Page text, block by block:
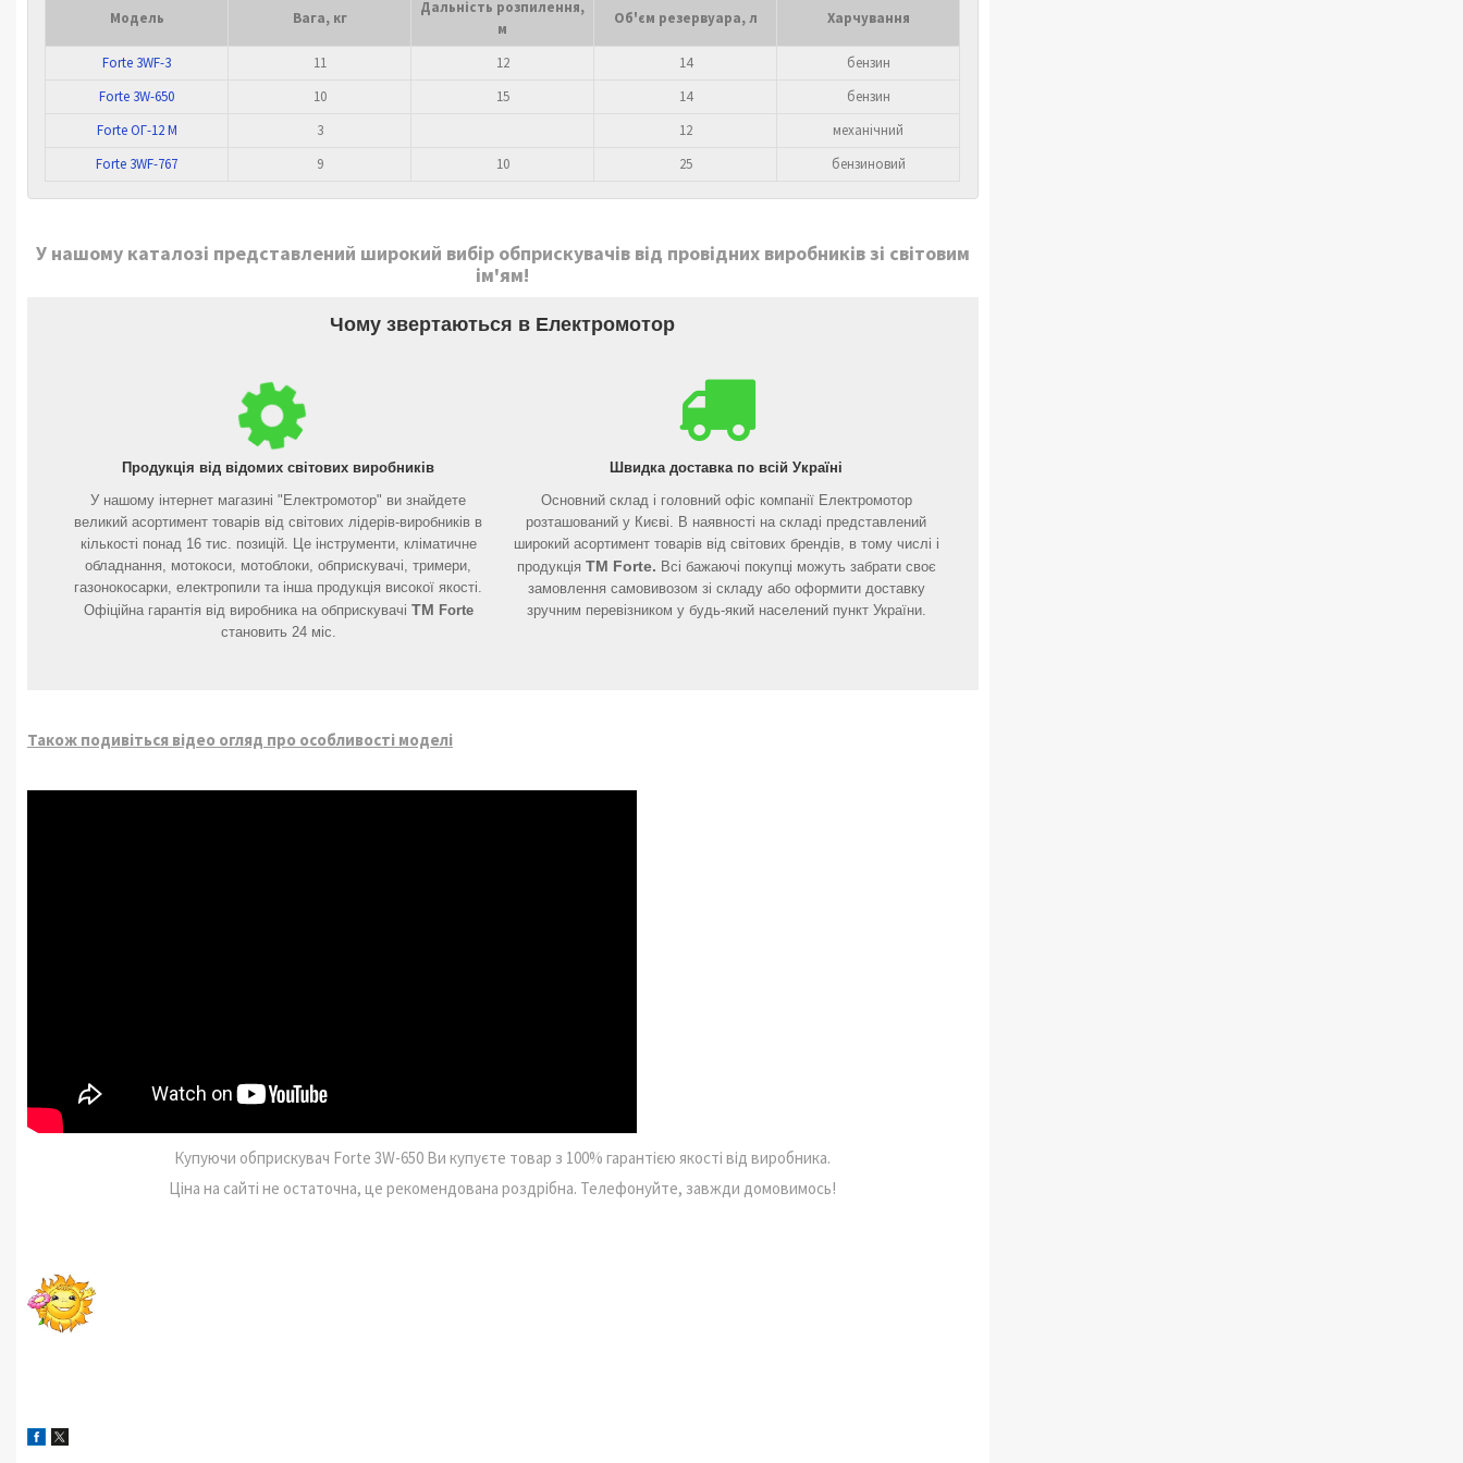
Модель Вага, кг
Дальність розпилення,
м
Об'єм резервуара, л Харчування
Forte 3WF-3 11 12 14
бензин
Forte 3W-650
10 15 14
бензин
Forte ОГ-12 М
3 12
механічний
Forte 3WF-767
9 10 25 бензиновий
У нашому каталозі представлений широкий вибір обприскувачів від провідних виробників зі світовим
ім'ям!
Чому звертаються в Електромотор
Продукція від відомих світових виробників
У нашому інтернет магазині "Електромотор" ви знайдете
великий асортимент товарів від світових лідерів-виробників в
кількості понад 16 тис. позицій. Це інструменти, кліматичне
обладнання, мотокоси, мотоблоки, обприскувачі, тримери,
газонокосарки, електропили та інша продукція високої якості.
Офіційна гарантія від виробника на обприскувачі ТМ Forte
становить 24 міс.
Швидка доставка по всій Україні
Основний склад і головний офіс компанії Електромотор
розташований у Києві. В наявності на складі представлений
широкий асортимент товарів від світових брендів, в тому числі і
продукція ТМ Forte. Всі бажаючі покупці можуть забрати своє
замовлення самовивозом зі складу або оформити доставку
зручним перевізником у будь-який населений пункт України.
Також подивіться відео огляд про особливості моделі
Купуючи обприскувач Forte 3W-650 Ви купуєте товар з 100% гарантією якості від виробника.
Ціна на сайті не остаточна, це рекомендована роздрібна. Телефонуйте, завжди домовимось!